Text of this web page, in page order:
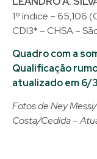
1º índice – 65,106
CDI3* – CHSA –
Quadro com a
Qualificação
atualizado em 6/
Fotos de Ney
Costa/Cedida –